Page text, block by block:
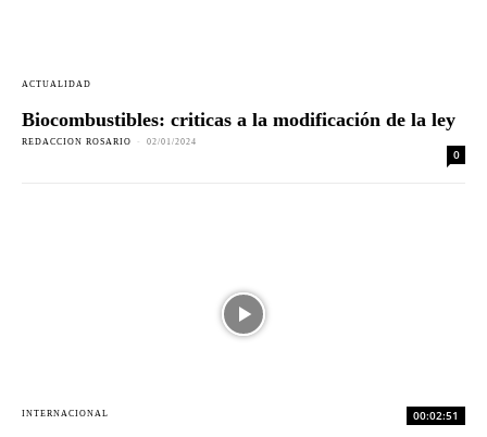
ACTUALIDAD
Biocombustibles: criticas a la modificación de la ley
REDACCION ROSARIO - 02/01/2024
0
INTERNACIONAL 00:02:51